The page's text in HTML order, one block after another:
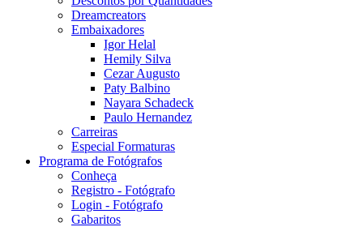
Dreamcreators
Embaixadores
Igor Helal
Hemily Silva
Cezar Augusto
Paty Balbino
Nayara Schadeck
Paulo Hernandez
Carreiras
Especial Formaturas
Programa de Fotógrafos
Conheça
Registro - Fotógrafo
Login - Fotógrafo
Gabaritos